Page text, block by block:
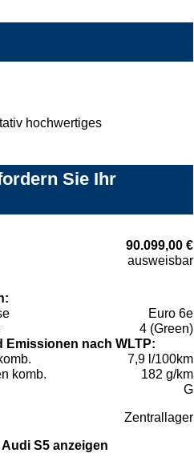
hochwertiges
Sie Ihr
90.099,00 €
ausweisbar
Euro 6e
4 (Green)
Emissionen nach WLTP:
7,9 l/100km
komb.
182 g/km
G
Zentrallager
Audi S5 anzeigen